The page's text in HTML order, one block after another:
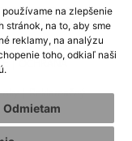
na zlepšenie
na to, aby sme
reklamy, na analýzu
toho, odkiaľ naši
Odmietam
|
OCHRANA
|Reklamačný